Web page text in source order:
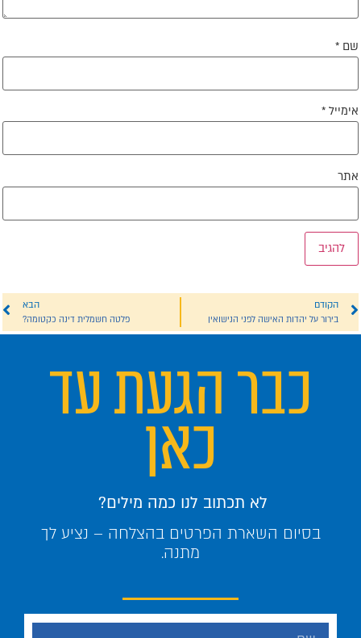
*
הקודם
בירור על יהדות האישה לפני הנישואין
הבא
פלטה חשמלית דינה כקטומה?
כבר הגעת עד
כאן
לא תכתוב לנו כמה מילים?
בסיום השארת הפרטים בהצלחה – נציע לך
מתנה.